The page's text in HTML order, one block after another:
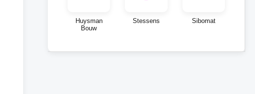
Huysman
Bouw
Stessens Sibomat